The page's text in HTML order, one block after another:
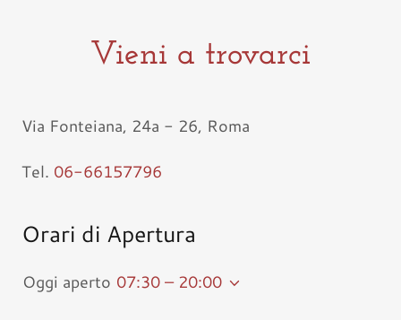
Vieni a trovarci
Via Fonteiana, 24a - 26, Roma
Tel. 06-66157796
Orari di Apertura
Oggi aperto 07:30 – 20:00